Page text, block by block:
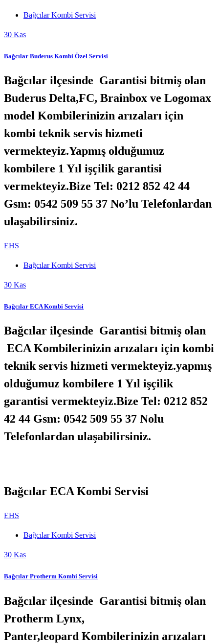
Bağcılar Kombi Servisi
30 Kas
Bağcılar Buderus Kombi Özel Servisi
Bağcılar ilçesinde Garantisi bitmiş olan
Buderus Delta,FC, Brainbox ve Logomax
model Kombilerinizin arızaları için
kombi teknik servis hizmeti
vermekteyiz.Yapmış olduğumuz
kombilere 1 Yıl işçilik garantisi
vermekteyiz.Bize Tel: 0212 852 42 44
Gsm: 0542 509 55 37 No’lu Telefonlardan
ulaşabilirsiniz.
EHS
Bağcılar Kombi Servisi
30 Kas
Bağcılar ECA Kombi Servisi
Bağcılar ilçesinde Garantisi bitmiş olan
ECA Kombilerinizin arızaları için kombi
teknik servis hizmeti vermekteyiz.yapmış
olduğumuz kombilere 1 Yıl işçilik
garantisi vermekteyiz.Bize Tel: 0212 852
42 44 Gsm: 0542 509 55 37 Nolu
Telefonlardan ulaşabilirsiniz.
Bağcılar ECA Kombi Servisi
EHS
Bağcılar Kombi Servisi
30 Kas
Bağcılar Protherm Kombi Servisi
Bağcılar ilçesinde Garantisi bitmiş olan
Protherm Lynx,
Panter,leopard Kombilerinizin arızaları